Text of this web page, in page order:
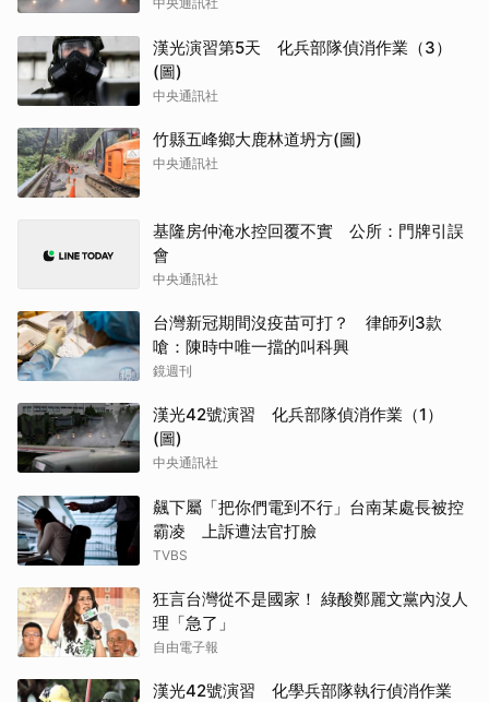
漢光演習第5天 化兵部隊偵消作業（3）
(圖)
中央通訊社
竹縣五峰鄉大鹿林道坍方(圖)
中央通訊社
基隆房仲淹水控回覆不實 公所：門牌引誤
會
中央通訊社
台灣新冠期間沒疫苗可打？ 律師列3款
嗆：陳時中唯一擋的叫科興
鏡週刊
漢光42號演習 化兵部隊偵消作業（1）
(圖)
中央通訊社
飆下屬「把你們電到不行」台南某處長被控
霸凌 上訴遭法官打臉
TVBS
狂言台灣從不是國家！ 綠酸鄭麗文黨內沒人
理「急了」
自由電子報
漢光42號演習 化學兵部隊執行偵消作業